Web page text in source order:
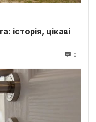
історія, цікаві
0